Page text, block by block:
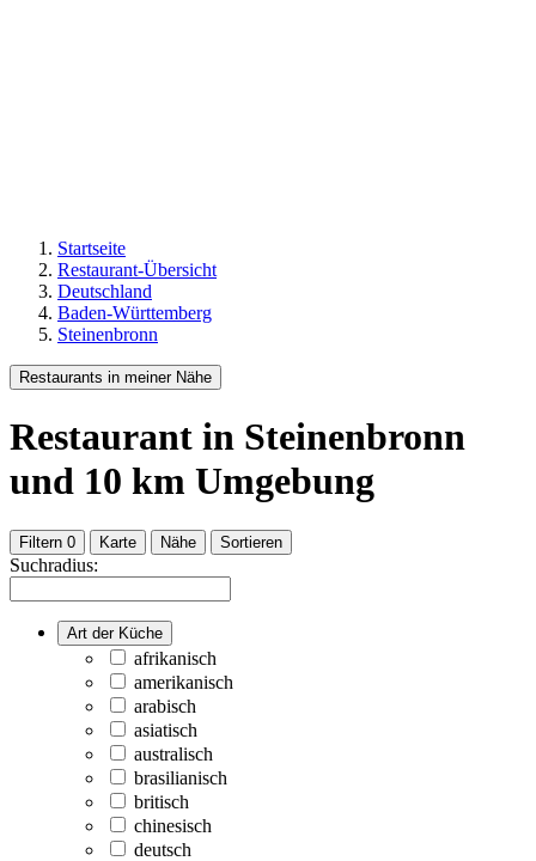
Startseite
Restaurant-Übersicht
Deutschland
Baden-Württemberg
Steinenbronn
Restaurants in meiner Nähe
Restaurant in Steinenbronn
und 10 km Umgebung
Filtern 0 Karte Nähe Sortieren
Suchradius:
Art der Küche
afrikanisch
amerikanisch
arabisch
asiatisch
australisch
brasilianisch
britisch
chinesisch
deutsch